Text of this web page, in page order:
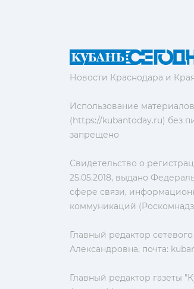
Новости Краснодара и Края
Использование
(https://kubantoday.ru) без
запрещено
Свидетельство о
25.05.2018, выдано
сфере связи,
коммуникаций
Главный редактор
Александровна, почта:
Главный редактор газеты